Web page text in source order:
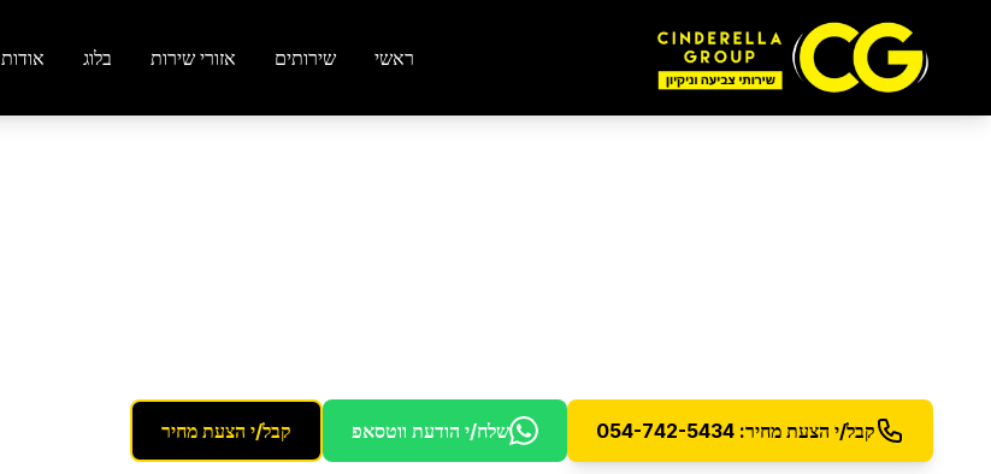
ראשי שירותים אזורי שירות בלוג אודות
קבל/י הצעת מחיר: 054-742-5434 שלח/י הודעת ווטסאפ קבל/י הצעת מחיר